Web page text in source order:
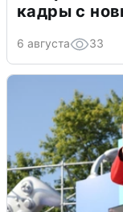
кадры с
6 августа 33